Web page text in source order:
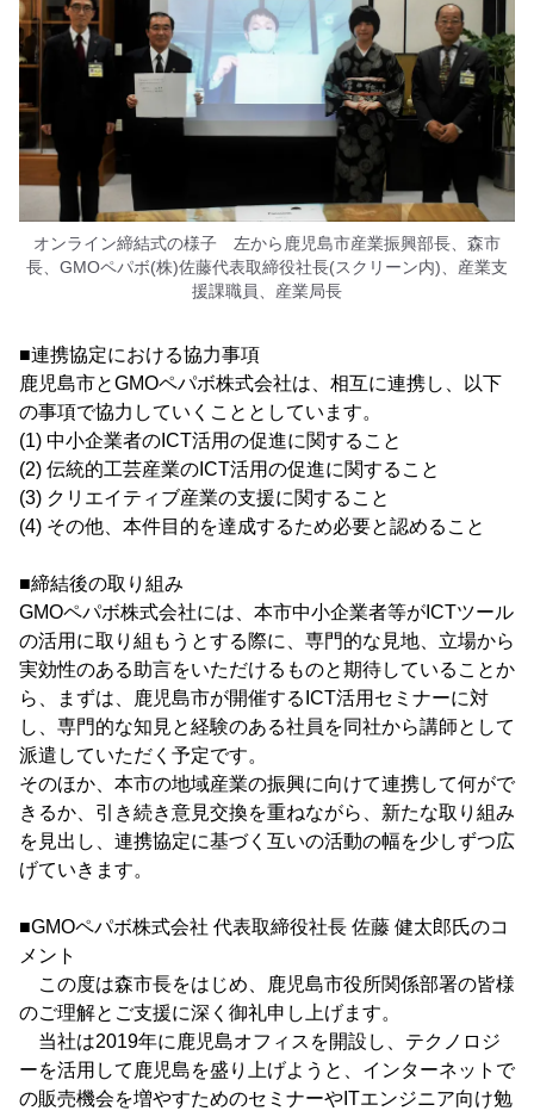
オンライン締結式の様子 左から鹿児島市産業振興部長、森市
長、GMOペパボ(株)佐藤代表取締役社長(スクリーン内)、産業支
援課職員、産業局長
■連携協定における協力事項
鹿児島市とGMOペパボ株式会社は、相互に連携し、以下
の事項で協力していくこととしています。
(1) 中小企業者のICT活用の促進に関すること
(2) 伝統的工芸産業のICT活用の促進に関すること
(3) クリエイティブ産業の支援に関すること
(4) その他、本件目的を達成するため必要と認めること
■締結後の取り組み
GMOペパボ株式会社には、本市中小企業者等がICTツール
の活用に取り組もうとする際に、専門的な見地、立場から
実効性のある助言をいただけるものと期待していることか
ら、まずは、鹿児島市が開催するICT活用セミナーに対
し、専門的な知見と経験のある社員を同社から講師として
派遣していただく予定です。
そのほか、本市の地域産業の振興に向けて連携して何がで
きるか、引き続き意見交換を重ねながら、新たな取り組み
を見出し、連携協定に基づく互いの活動の幅を少しずつ広
げていきます。
■GMOペパボ株式会社 代表取締役社長 佐藤 健太郎氏のコ
メント
この度は森市長をはじめ、鹿児島市役所関係部署の皆様
のご理解とご支援に深く御礼申し上げます。
当社は2019年に鹿児島オフィスを開設し、テクノロジ
ーを活用して鹿児島を盛り上げようと、インターネットで
の販売機会を増やすためのセミナーやITエンジニア向け勉